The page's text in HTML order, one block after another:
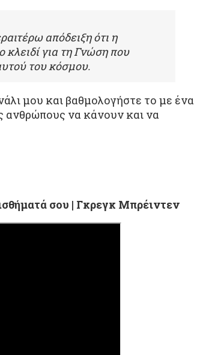
απόδειξη ότι η
κλειδί για τη Γνώση που
του κόσμου.
μου και βαθμολογήστε το με ένα
ανθρώπους να κάνουν και να
σου | Γκρεγκ Μπρέιντεν